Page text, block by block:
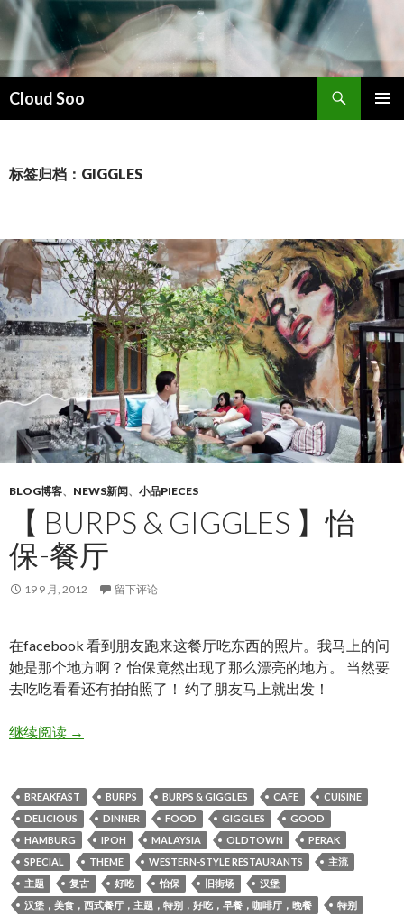
Cloud Soo
索
文
标签归档：GIGGLES
BLOG博客、 NEWS新闻、 小品PIECES
【 BURPS & GIGGLES 】怡
保-餐厅
19 9 月, 2012 留下评论
在facebook 看到朋友跑来这餐厅吃东西的照片。我马上的问
她是那个地方啊？ 怡保竟然出现了那么漂亮的地方。 当然要
去吃吃看看还有拍拍照了！ 约了朋友马上就出发！
继续阅读【 BURPS & GIGGLES 】怡保-餐厅
→
BREAKFAST BURPS BURPS & GIGGLES CAFE
CUISINE
DELICIOUS
DINNER FOOD GIGGLES
GOOD
HAMBURG
IPOH MALAYSIA OLDTOWN
PERAK
SPECIAL
THEME WESTERN-STYLE RESTAURANTS
主流
主题
复古 好吃 怡保 旧街场
汉堡
汉堡，美食，西式餐厅，主题，特别，好吃，早餐，咖啡厅，晚餐
特别